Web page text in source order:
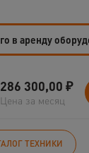
в аренду
286 300,00 ₽
Цена за месяц
ТЕХНИКИ